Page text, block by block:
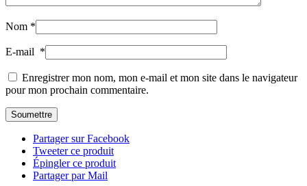
Nom *
E-mail *
Enregistrer mon nom, mon e-mail et mon site dans le navigateur
pour mon prochain commentaire.
Partager sur Facebook
Tweeter ce produit
Épingler ce produit
Partager par Mail